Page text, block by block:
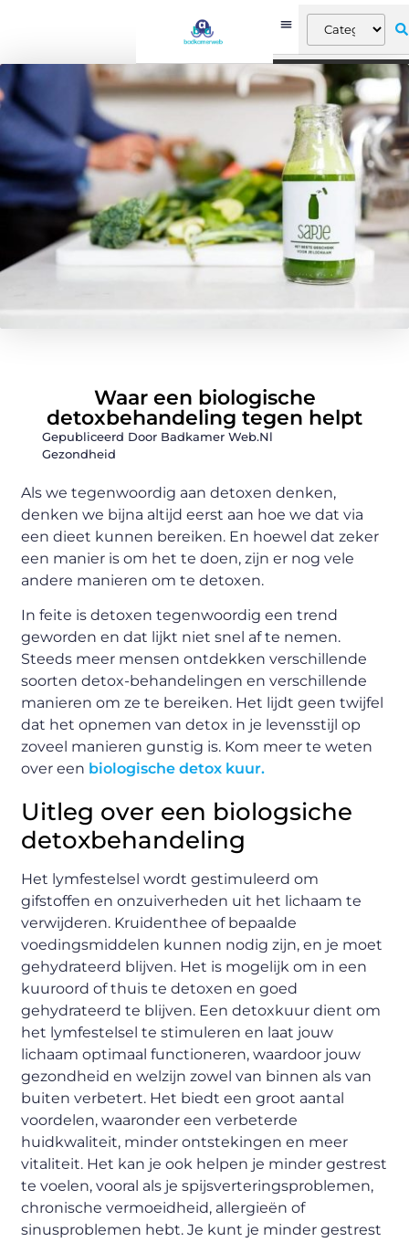
Waar een biologische
detoxbehandeling tegen helpt
Gepubliceerd Door Badkamer Web.nl
Gezondheid
Als we tegenwoordig aan detoxen denken,
denken we bijna altijd eerst aan hoe we dat via
een dieet kunnen bereiken. En hoewel dat zeker
een manier is om het te doen, zijn er nog vele
andere manieren om te detoxen.
In feite is detoxen tegenwoordig een trend
geworden en dat lijkt niet snel af te nemen.
Steeds meer mensen ontdekken verschillende
soorten detox-behandelingen en verschillende
manieren om ze te bereiken. Het lijdt geen twijfel
dat het opnemen van detox in je levensstijl op
zoveel manieren gunstig is. Kom meer te weten
over een biologische detox kuur.
Uitleg over een biologsiche
detoxbehandeling
Het lymfestelsel wordt gestimuleerd om
gifstoffen en onzuiverheden uit het lichaam te
verwijderen. Kruidenthee of bepaalde
voedingsmiddelen kunnen nodig zijn, en je moet
gehydrateerd blijven. Het is mogelijk om in een
kuuroord of thuis te detoxen en goed
gehydrateerd te blijven. Een detoxkuur dient om
het lymfestelsel te stimuleren en laat jouw
lichaam optimaal functioneren, waardoor jouw
gezondheid en welzijn zowel van binnen als van
buiten verbetert. Het biedt een groot aantal
voordelen, waaronder een verbeterde
huidkwaliteit, minder ontstekingen en meer
vitaliteit. Het kan je ook helpen je minder gestrest
te voelen, vooral als je spijsverteringsproblemen,
chronische vermoeidheid, allergieën of
sinusproblemen hebt. Je kunt je minder gestrest